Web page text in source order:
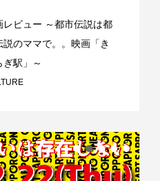
レビュー ～都市伝説は都
説のママで。。映画「き
ぎ駅」～